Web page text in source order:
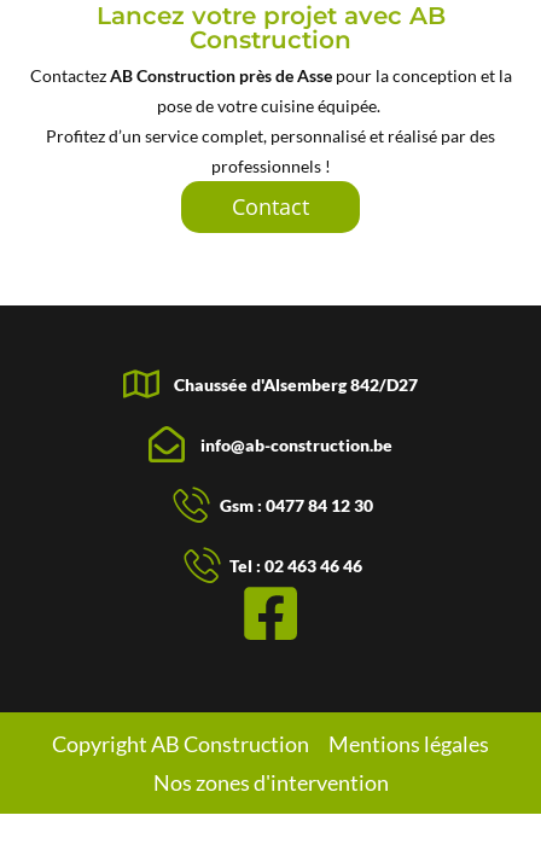
Lancez votre projet avec AB
Construction
ContactezAB Construction près de Assepour la conception et la
pose de votre cuisine équipée.
Profitez d’un service complet, personnalisé et réalisé par des
professionnels !
Contact
Chaussée d'Alsemberg 842/D27
info@ab-construction.be
Gsm : 0477 84 12 30
Tel : 02 463 46 46
Copyright AB Construction
Mentions légales
Nos zones d'intervention